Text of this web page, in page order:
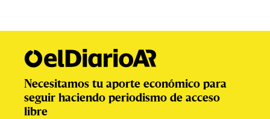
Necesitamos tu aporte económico para
seguir haciendo periodismo de acceso
libre